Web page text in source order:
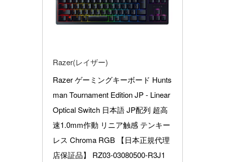
Razer(レイザー)
Razer ゲーミングキーボード Hunts
man Tournament Edition JP - Linear
Optical Switch 日本語 JP配列 超高
速1.0mm作動 リニア触感 テンキー
レス Chroma RGB 【日本正規代理
店保証品】 RZ03-03080500-R3J1